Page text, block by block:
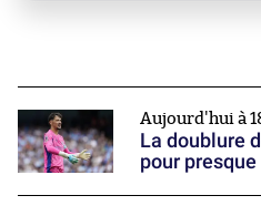
Aujourd'hui à
La doublure
pour